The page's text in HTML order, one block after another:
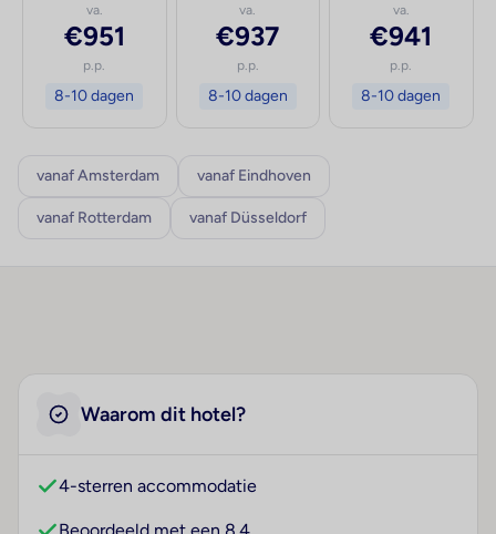
va.
€951
p.p.
8-10 dagen
va.
€937
p.p.
8-10 dagen
va.
€941
p.p.
8-10 dagen
vanaf Amsterdam vanaf Eindhoven
vanaf Rotterdam vanaf Düsseldorf
Waarom dit hotel?
4-sterren accommodatie